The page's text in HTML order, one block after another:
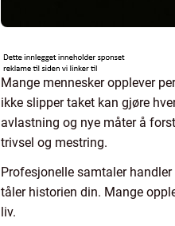
Mange mennesker opplever
ikke slipper taket kan gjøre
avlastning og nye måter å
trivsel og mestring.
Profesjonelle samtaler
tåler historien din. Mange
liv.